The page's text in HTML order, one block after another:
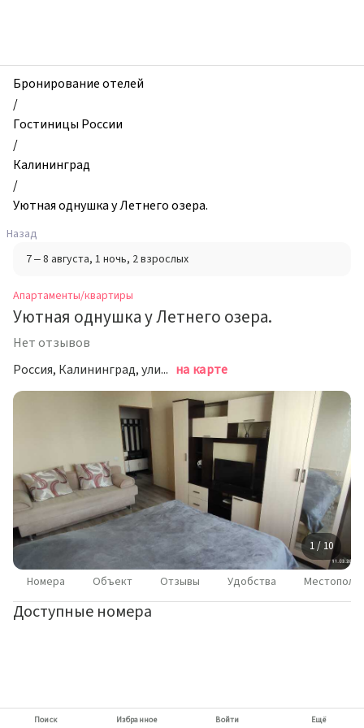
и
квартиры,
Уютная
однушка
Летнего
озера.,
Калининград,
Россия
Бронирование отелей
/
Гостиницы России
/
Калининград
/
Уютная однушка у Летнего озера.
Назад
7 – 8 августа, 1 ночь, 2 взрослых
Апартаменты/квартиры
Уютная однушка у Летнего озера.
Нет отзывов
Россия, Калининград, улица Маршала Новикова, 13, подъезд 5 на карте
1 / 10
Номера Объект Отзывы Удобства
Доступные номера
Поиск Избранное Войти Ещё